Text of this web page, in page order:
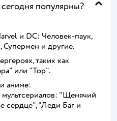
популярны?
и DC: Человек-паук,
Супермен и другие.
таких как
или "Тор".
аниме:
"Щенячий
сердце", "Леди Баг и